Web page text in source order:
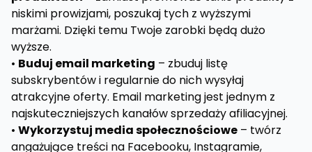
niskimi prowizjami, poszukaj tych z wyższymi
marżami. Dzięki temu Twoje zarobki będą dużo
wyższe.
• Buduj email marketing – zbuduj listę
subskrybentów i regularnie do nich wysyłaj
atrakcyjne oferty. Email marketing jest jednym z
najskuteczniejszych kanałów sprzedaży afiliacyjnej.
• Wykorzystuj media społecznościowe – twórz
angażujące treści na Facebooku, Instagramie,